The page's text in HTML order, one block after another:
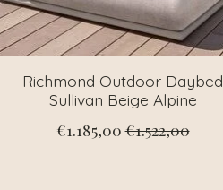
Richmond Outdoor Daybed
Sullivan Beige Alpine
€1.185,00€1.522,00